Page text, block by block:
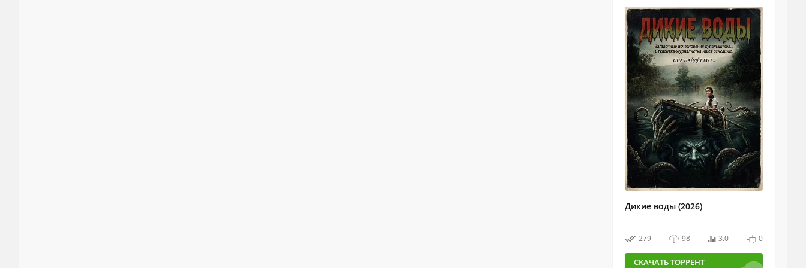
Дикие воды (2026)
279 98 3.0 0
СКАЧАТЬ ТОРРЕНТ